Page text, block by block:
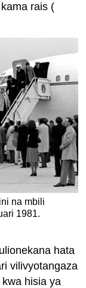
rais (
na mbili
1981.
hata
vilivyotangaza
hisia ya